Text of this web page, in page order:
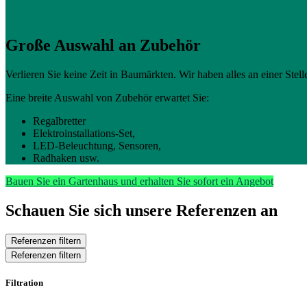
Große Auswahl an Zubehör
Verlieren Sie keine Zeit in Baumärkten. Wir haben alles an einer
Eine breite Auswahl von Zubehör erwartet Sie:
Regalbretter
Elektroinstallations-Set,
LED-Beleuchtung, Sensoren,
Radhaken usw.
Bauen Sie ein Gartenhaus und erhalten Sie sofort ein Angebot
Schauen Sie sich unsere Referenzen an
Referenzen filtern
Referenzen filtern
Filtration